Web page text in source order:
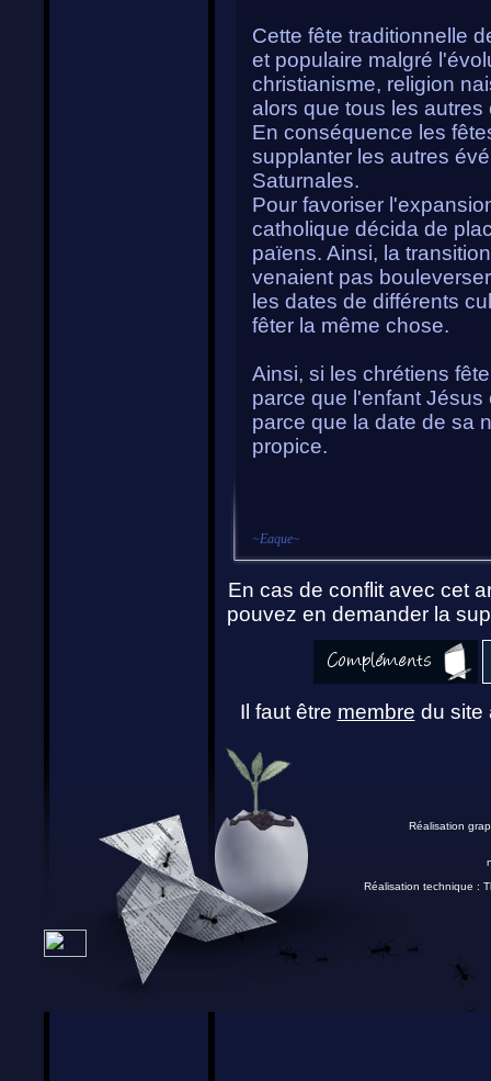
Cette fête traditionnelle
et populaire malgré
christianisme, religion
alors que tous les
En conséquence les
supplanter les autres
Saturnales.
Pour favoriser
catholique décida de
païens. Ainsi, la
venaient pas
les dates de différents
fêter la même chose.
Ainsi, si les chrétiens
parce que l'enfant Jésus
parce que la date de sa
propice.
~Eaque~
En cas de conflit avec cet
pouvez en demander la
Il faut être membre du site
Réalisation
Réalisation technique :